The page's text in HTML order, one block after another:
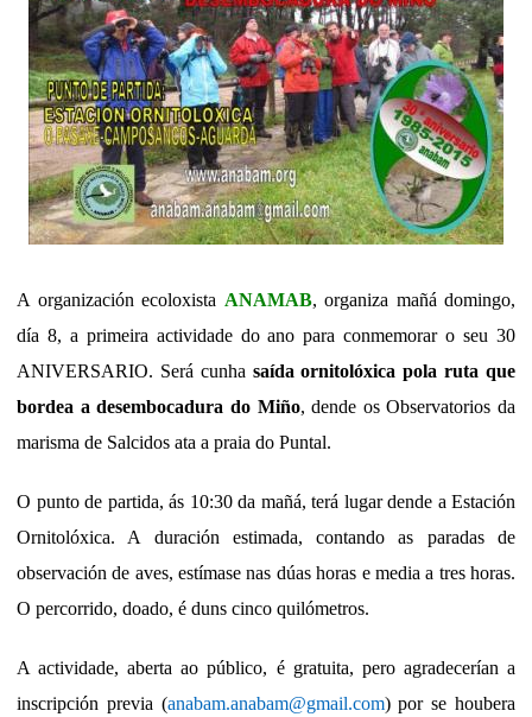
A organización ecoloxista ANAMAB, organiza mañá domingo,
día 8, a primeira actividade do ano para conmemorar o seu 30
ANIVERSARIO. Será cunha saída ornitolóxica pola ruta que
bordea a desembocadura do Miño, dende os Observatorios da
marisma de Salcidos ata a praia do Puntal.
O punto de partida, ás 10:30 da mañá, terá lugar dende a Estación
Ornitolóxica. A duración estimada, contando as paradas de
observación de aves, estímase nas dúas horas e media a tres horas.
O percorrido, doado, é duns cinco quilómetros.
A actividade, aberta ao público, é gratuita, pero agradecerían a
inscripción previa (anabam.anabam@gmail.com) por se houbera